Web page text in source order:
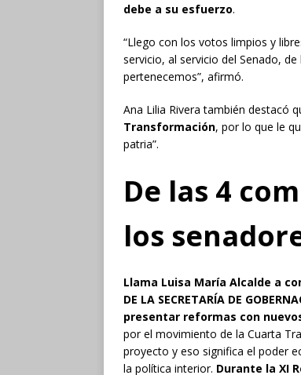
debe a su esfuerzo.
“Llego con los votos limpios y
servicio, al servicio del Senado,
pertenecemos”, afirmó.
Ana Lilia Rivera también destacó
Transformación, por lo que le
patria”.
De las 4
los
Llama Luisa María Alcalde a
DE LA SECRETARÍA DE
presentar reformas con
por el movimiento de la Cuarta
proyecto y eso significa el poder
la política interior. Durante la XI